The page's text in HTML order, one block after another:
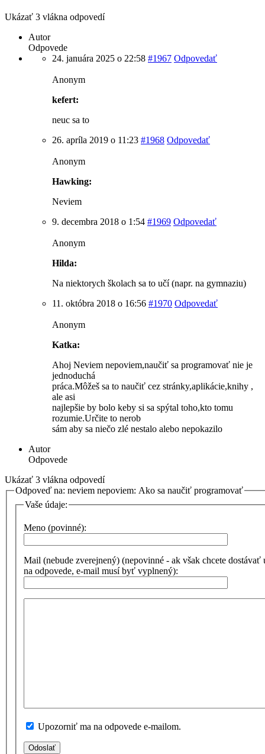
Ukázať 3 vlákna odpovedí
Autor
Odpovede
24. januára 2025 o 22:58 #1967 Odpovedať
Anonym
kefert:
neuc sa to
26. apríla 2019 o 11:23 #1968 Odpovedať
Anonym
Hawking:
Neviem
9. decembra 2018 o 1:54 #1969 Odpovedať
Anonym
Hilda:
Na niektorych školach sa to učí (napr. na gymnaziu)
11. októbra 2018 o 16:56 #1970 Odpovedať
Anonym
Katka:
Ahoj Neviem nepoviem,naučiť sa programovať nie je
jednoduchá
práca.Môžeš sa to naučiť cez stránky,apliká­cie,knihy ,
ale asi
najlepšie by bolo keby si sa spýtal toho,kto tomu
rozumie.Určite to nerob
sám aby sa niečo zlé nestalo alebo nepokazilo
Autor
Odpovede
Ukázať 3 vlákna odpovedí
Odpoveď na: neviem nepoviem: Ako sa naučiť programovať
Vaše údaje:
Meno (povinné):
Mail (nebude zverejnený) (nepovinné - ak však chcete dostávať
na odpovede, e-mail musí byť vyplnený):
Upozorniť ma na odpovede e-mailom.
Odoslať